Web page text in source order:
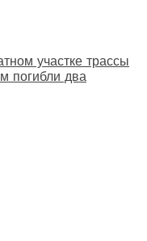
участке трассы
погибли два